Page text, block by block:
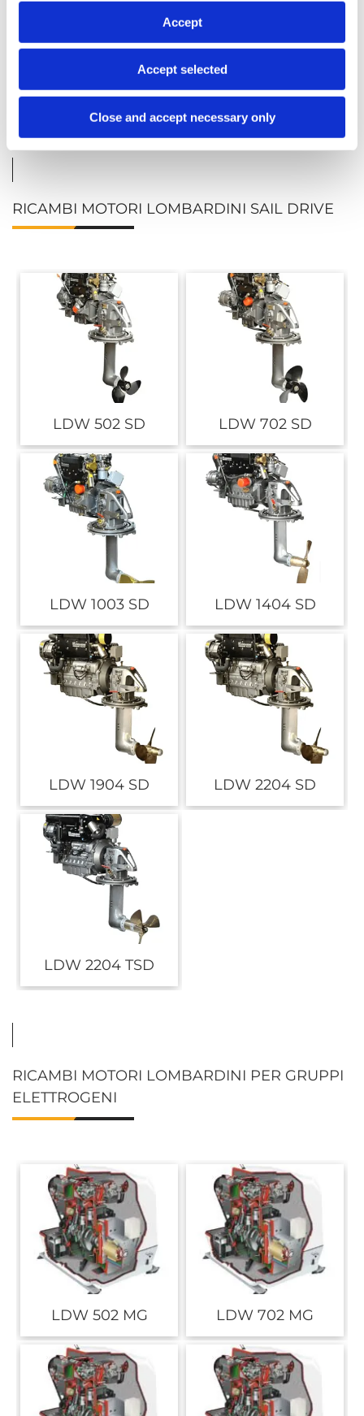
Accept
Accept selected
Close and accept necessary only
LDW 2204 MT LDW 245 JMT
RICAMBI MOTORI LOMBARDINI SAIL DRIVE
LDW 502 SD LDW 702 SD
LDW 1003 SD LDW 1404 SD
LDW 1904 SD LDW 2204 SD
LDW 2204 TSD
RICAMBI MOTORI LOMBARDINI PER GRUPPI
ELETTROGENI
LDW 502 MG LDW 702 MG